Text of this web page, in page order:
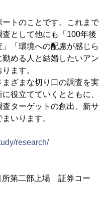
トのことです。これまで
として他にも「100年後
「環境への配慮が感じら
める人と結婚したいアン
ます。
ざまな切り口の調査を実
役立てていくとともに、
ターゲットの創出、新サ
いります。
research/
所第二部上場 証券コー